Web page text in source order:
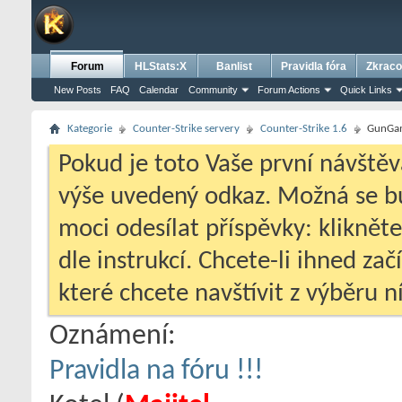
Forum
New Posts FAQ Calendar Community Forum Actions Quick Links
HLStats:X Banlist Pravidla fóra
Kategorie Counter-Strike servery Counter-Strike 1.6
Pokud je toto Vaše první
výše uvedený odkaz. Možná se
moci odesílat příspěvky:
dle instrukcí. Chcete-li ihned
které chcete navštívit z výběru
Oznámení:
Pravidla na fóru !!!